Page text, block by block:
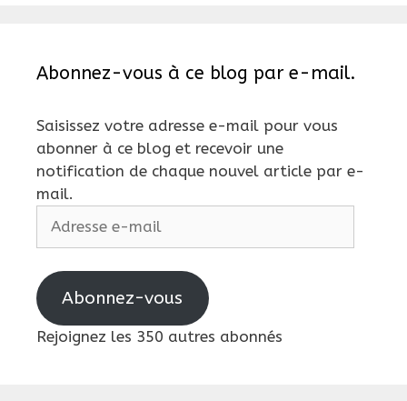
Abonnez-vous à ce blog par e-mail.
Saisissez votre adresse e-mail pour vous
abonner à ce blog et recevoir une
notification de chaque nouvel article par e-
mail.
e-
Abonnez-vous
Rejoignez les 350 autres abonnés